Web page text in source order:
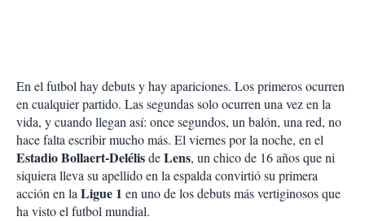
En el futbol hay debuts y hay apariciones. Los primeros ocurren
en cualquier partido. Las segundas solo ocurren una vez en la
vida, y cuando llegan así: once segundos, un balón, una red, no
hace falta escribir mucho más. El viernes por la noche, en el
Estadio Bollaert-DelélisdeLens, un chico de 16 años que ni
siquiera lleva su apellido en la espalda convirtió su primera
acción en laLigue 1 en uno de los debuts más vertiginosos que
ha visto el futbol mundial.